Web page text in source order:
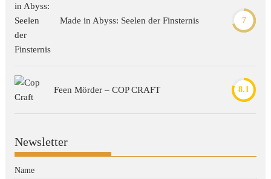
Made in Abyss: Seelen der Finsternis 7
Feen Mörder – COP CRAFT 8.1
Newsletter
Name